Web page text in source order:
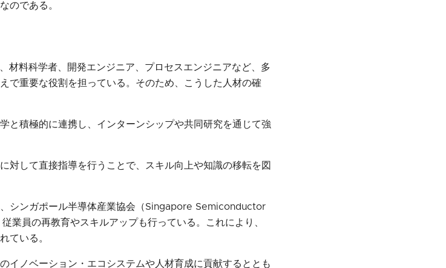
のである。
材料科学者、開発エンジニア、プロセスエンジニアなど、多
で重要な役割を担っている。そのため、こうした人材の確
と積極的に連携し、インターンシップや共同研究を通じて強
対して直接指導を行うことで、スキル向上や知識の移転を図
シンガポール半導体産業協会（Singapore Semiconductor
業員の再教育やスキルアップも行っている。これにより、
ている。
イノベーション・エコシステムや人材育成に貢献するととも